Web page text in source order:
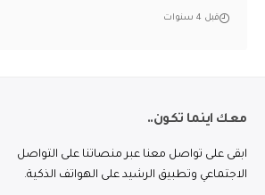
قبل 4 سنوات
معك اينما تكون..
ابقى على تواصل معنا عبر منصاتنا على التواصل
الاجتماعي وتطبيق الرشيد على الهواتف الذكية.